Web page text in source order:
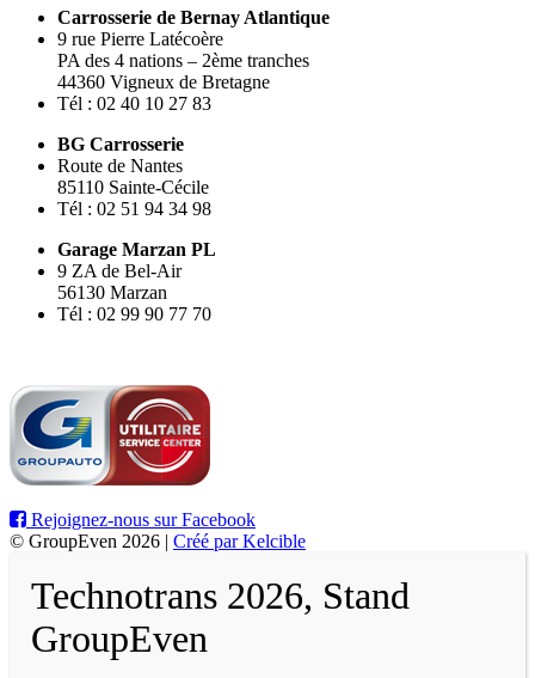
Carrosserie de Bernay Atlantique
9 rue Pierre Latécoère
PA des 4 nations – 2ème tranches
44360 Vigneux de Bretagne
Tél : 02 40 10 27 83
BG Carrosserie
Route de Nantes
85110 Sainte-Cécile
Tél : 02 51 94 34 98
Garage Marzan PL
9 ZA de Bel-Air
56130 Marzan
Tél : 02 99 90 77 70
Rejoignez-nous sur Facebook
© GroupEven 2026 | Créé par Kelcible
Technotrans 2026, Stand
GroupEven